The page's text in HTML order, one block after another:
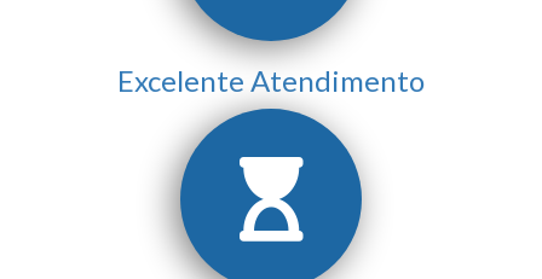
Excelente Atendimento